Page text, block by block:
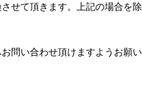
せて頂きます。上記の場合を除
問い合わせ頂けますようお願い